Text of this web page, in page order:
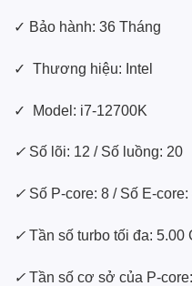
✓ Bảo hành: 36 Tháng
✓ Thương hiệu: Intel
✓ Model: i7-12700K
✓ Số lõi: 12 / Số luồng: 20
✓ Số P-core: 8 / Số E-core:
✓ Tần số turbo tối đa: 5.00
✓ Tần số cơ sở của P-